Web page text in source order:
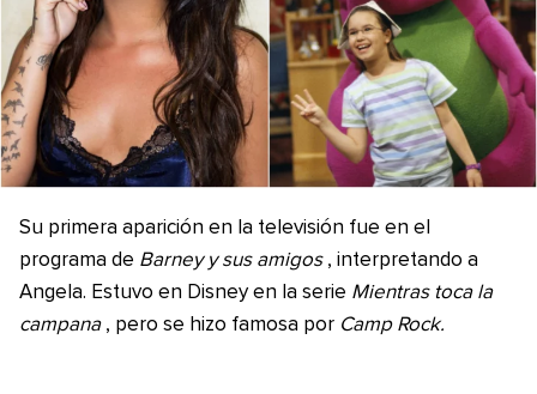
Su primera aparición en la televisión fue en el
programa de Barney y sus amigos , interpretando a
Angela. Estuvo en Disney en la serie Mientras toca la
campana , pero se hizo famosa por Camp Rock.